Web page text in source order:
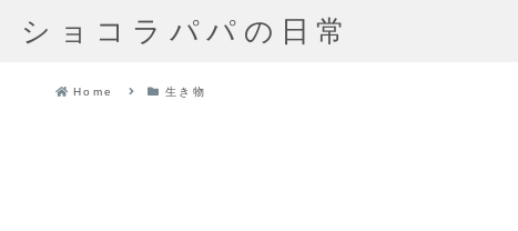
ショコラパパの日常
Home 生き物